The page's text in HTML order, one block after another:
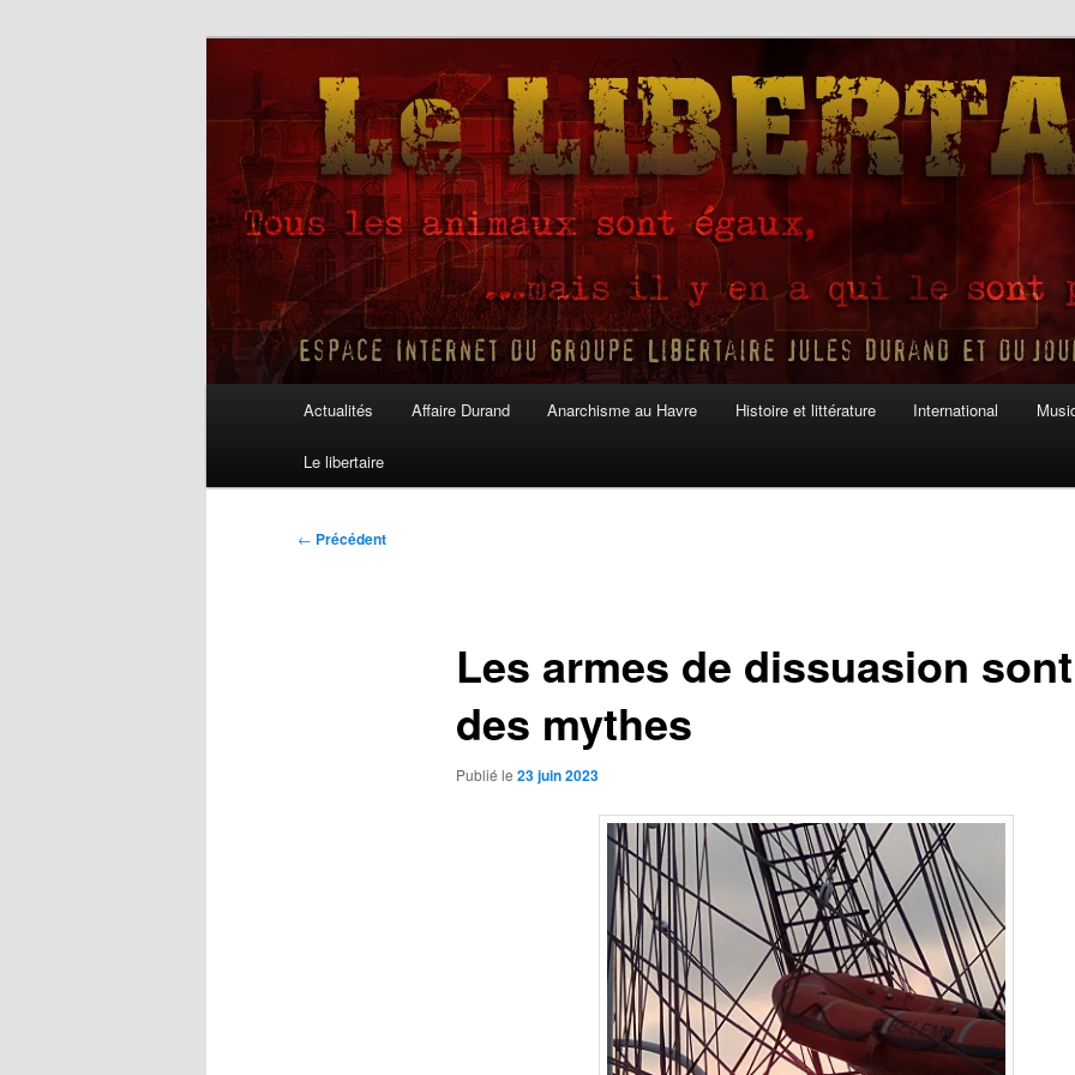
Le Libertaire
Actualités Affaire Durand Anarchisme au Havre Histoire et littérature International
Le libertaire
Navigation
← Précédent
Les armes de dissuasion sont
des mythes
Publié le 23 juin 2023